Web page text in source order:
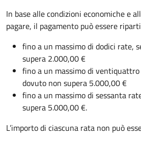
In base alle condizioni economiche e
pagare, il pagamento può essere
fino a un massimo di dodici rate,
supera 2.000,00 €
fino a un massimo di ventiquattro
dovuto non supera 5.000,00 €
fino a un massimo di sessanta
supera 5.000,00 €.
L’importo di ciascuna rata non può